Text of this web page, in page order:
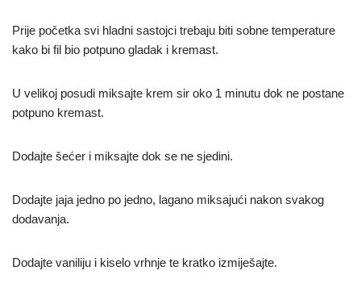
Prije početka svi hladni sastojci trebaju biti sobne temperature
kako bi fil bio potpuno gladak i kremast.
U velikoj posudi miksajte krem sir oko 1 minutu dok ne postane
potpuno kremast.
Dodajte šećer i miksajte dok se ne sjedini.
Dodajte jaja jedno po jedno, lagano miksajući nakon svakog
dodavanja.
Dodajte vaniliju i kiselo vrhnje te kratko izmiješajte.